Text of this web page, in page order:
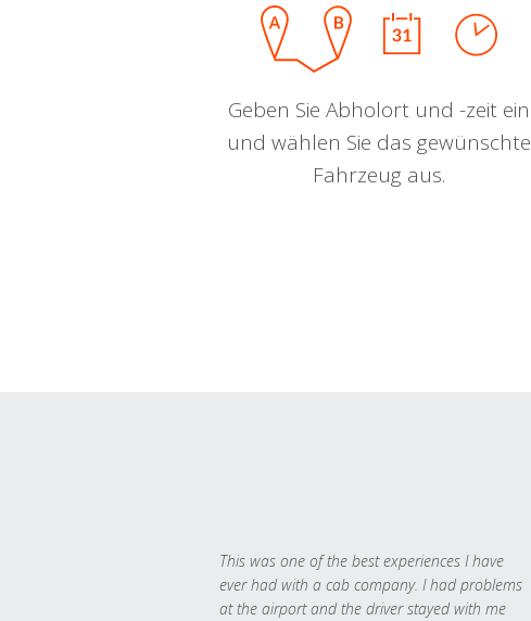
Geben Sie Abholort und -zeit ein
und wählen Sie das gewünschte
Fahrzeug aus.
This was one of the best experiences I have
ever had with a cab company. I had problems
at the airport and the driver stayed with me